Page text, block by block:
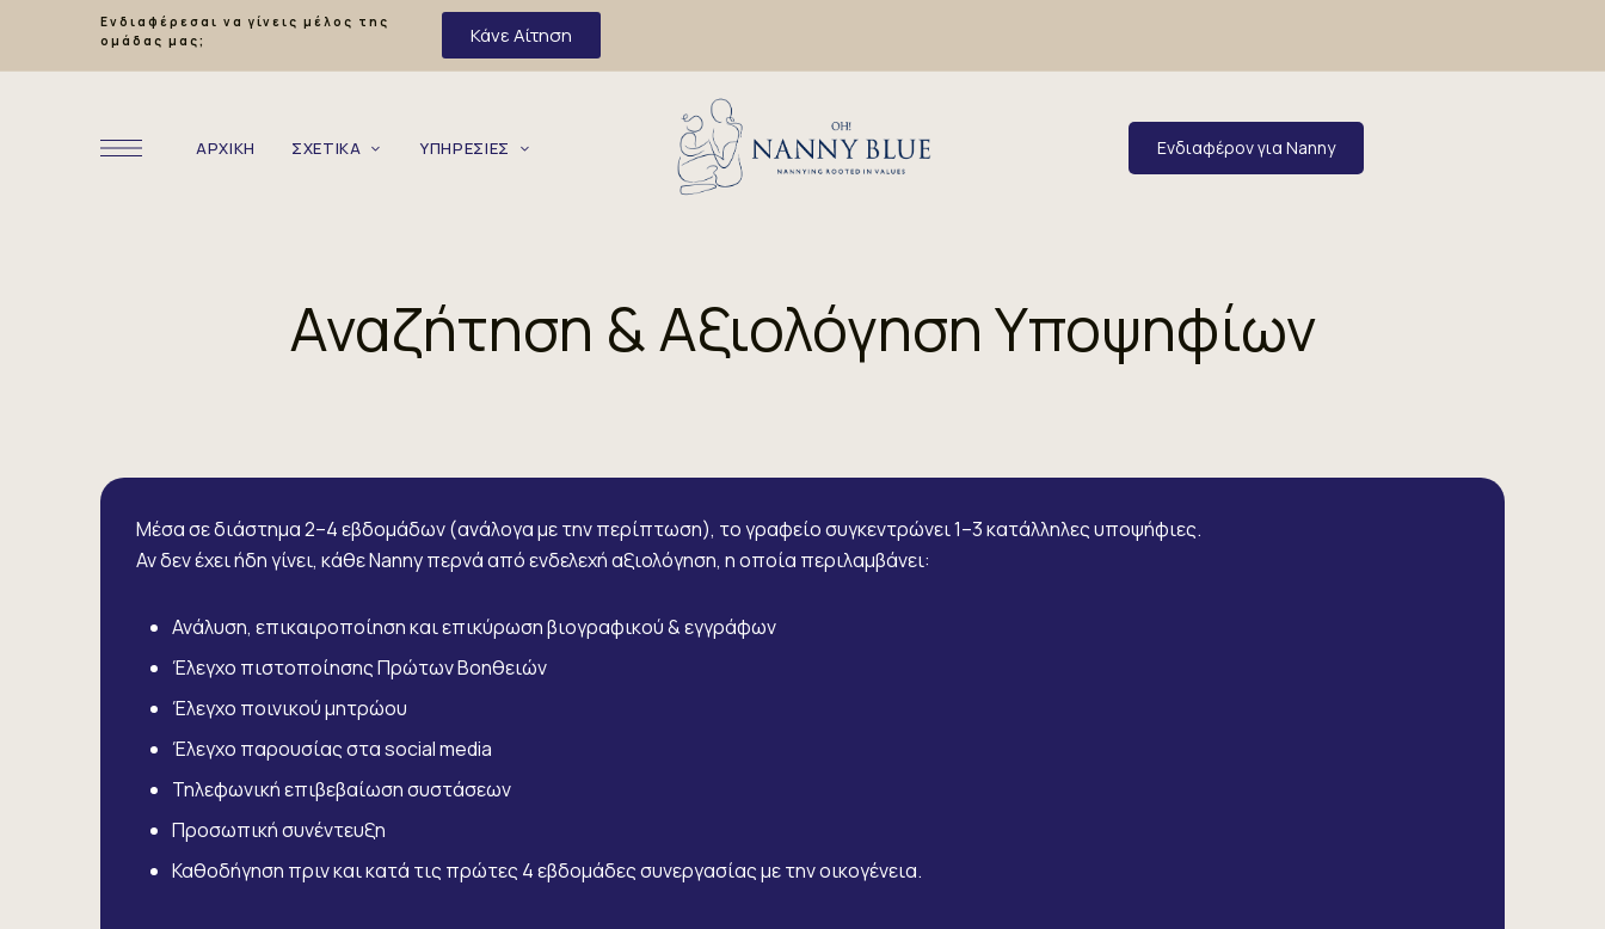
Ενδιαφέρεσαι να γίνεις μέλος της
ομάδας μας;
Κάνε Αίτηση
ΑΡΧΙΚΗ ΣΧΕΤΙΚΑ ΥΠΗΡΕΣΙΕΣ Ενδιαφέρον για Nanny
Αναζήτηση & Αξιολόγηση Υποψηφίων
Μέσα σε διάστημα 2–4 εβδομάδων (ανάλογα με την περίπτωση), το γραφείο συγκεντρώνει 1–3 κατάλληλες υποψήφιες.
Αν δεν έχει ήδη γίνει, κάθε Nanny περνά από ενδελεχή αξιολόγηση, η οποία περιλαμβάνει:
Ανάλυση, επικαιροποίηση και επικύρωση βιογραφικού & εγγράφων
Έλεγχο πιστοποίησης Πρώτων Βοηθειών
Έλεγχο ποινικού μητρώου
Έλεγχο παρουσίας στα social media
Τηλεφωνική επιβεβαίωση συστάσεων
Προσωπική συνέντευξη
Καθοδήγηση πριν και κατά τις πρώτες 4 εβδομάδες συνεργασίας με την οικογένεια.